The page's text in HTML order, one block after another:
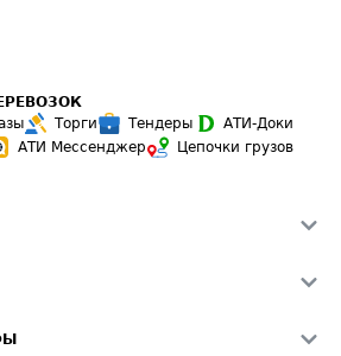
Торги Тендеры
АТИ-Доки
АТИ Мессенджер
Цепочки грузов